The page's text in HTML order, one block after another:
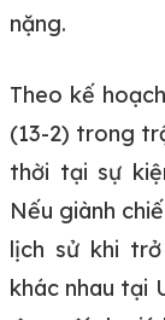
nặng.
Theo kế
(13-2) trong
thời tại sự
Nếu giành
lịch sử khi
khác nhau tại